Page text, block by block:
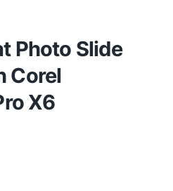
Photo Slide
Corel
X6